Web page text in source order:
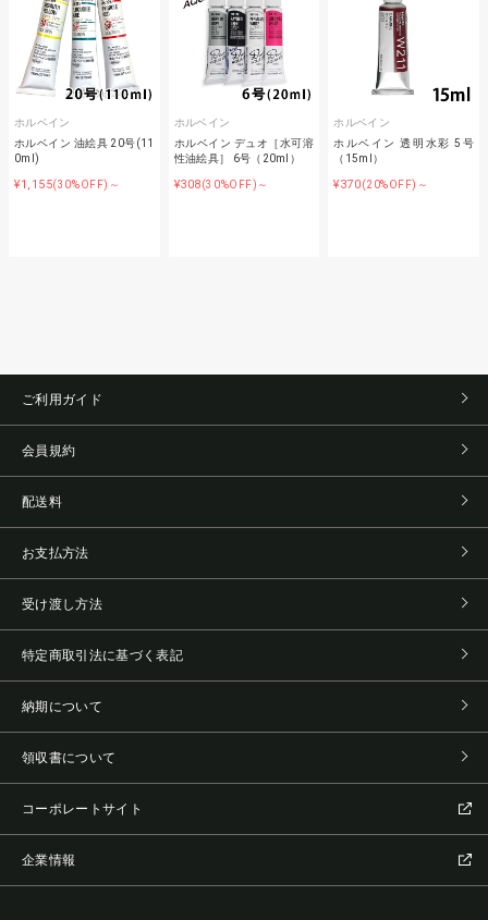
ホルベイン
ホルベイン 油絵具 20号(11
0ml)
¥1,155(30%OFF)～
ホルベイン
ホルベイン デュオ［水可溶
性油絵具］ 6号（20ml）
¥308(30%OFF)～
ホルベイン
ホルベイン 透明水彩 5号
（15ml）
¥370(20%OFF)～
ご利用ガイド
会員規約
配送料
お支払方法
受け渡し方法
特定商取引法に基づく表記
納期について
領収書について
コーポレートサイト
企業情報